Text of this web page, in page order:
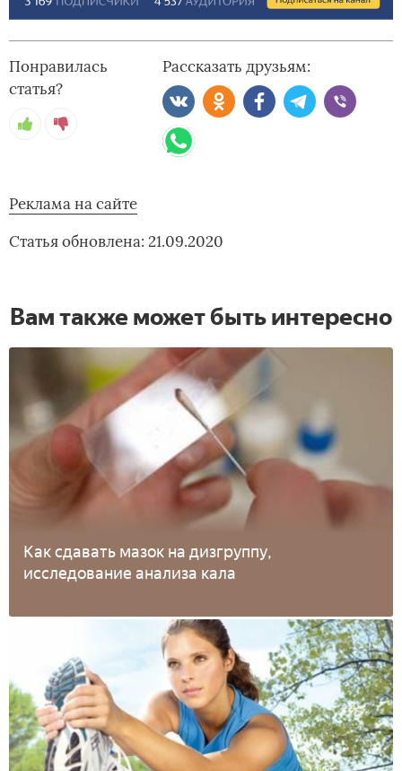
Понравилась
статья?
Рассказать друзьям:
Реклама на сайте
Статья обновлена: 21.09.2020
Вам также может быть интересно
Как сдавать мазок на дизгруппу,
исследование анализа кала